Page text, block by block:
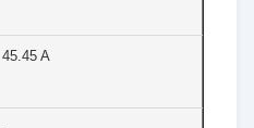
45.45 A